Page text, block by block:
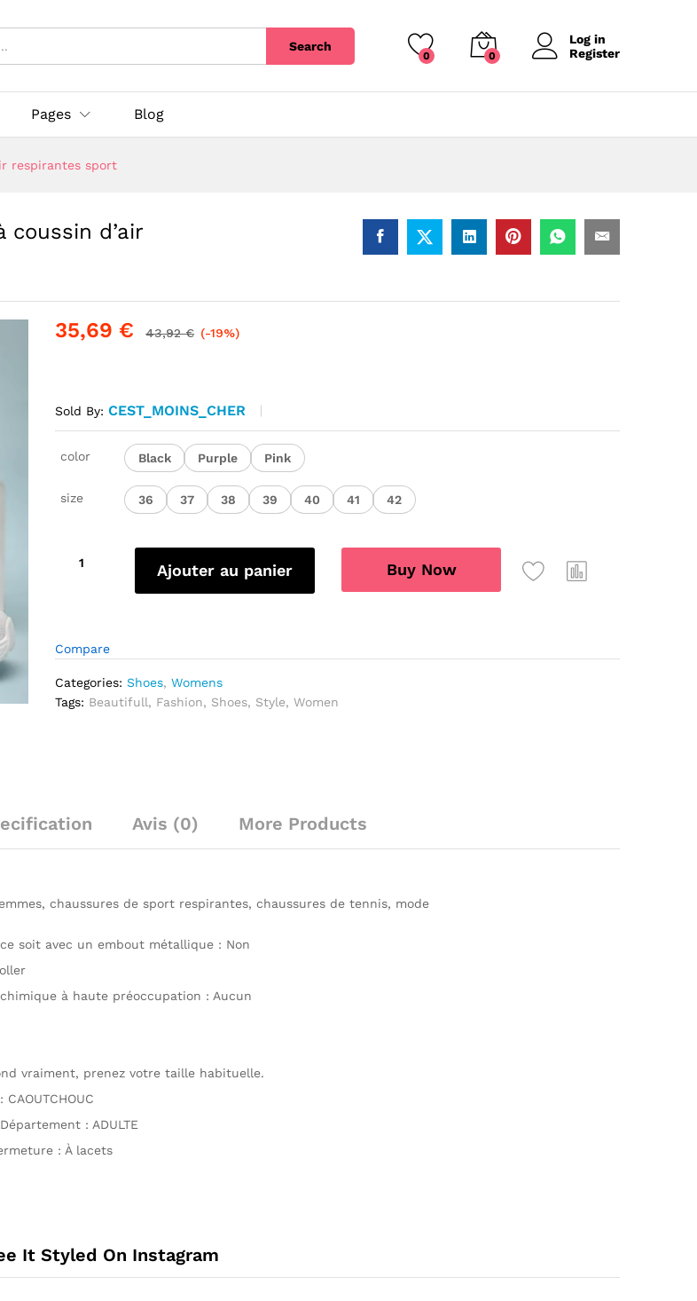
Search
0 0
Log in
Register
Pages Blog
respirantes sport
coussin d’air
35,69 € 43,92€ (-19%)
Sold By:CEST_MOINS_CHER
color Black Purple Pink
size 36 37 38 39 40 41 42
quantité
en
à
coussin
Ajouter au panier Buy Now
Compare
Categories:Shoes,Womens
Tags: Beautifull, Fashion, Shoes, Style,Women
Avis (0) More Products
chaussures de sport respirantes, chaussures de tennis, mode
soit avec un embout métallique : Non
à haute préoccupation : Aucun
vraiment, prenez votre taille habituelle.
: ADULTE
: À lacets
It Styled On Instagram